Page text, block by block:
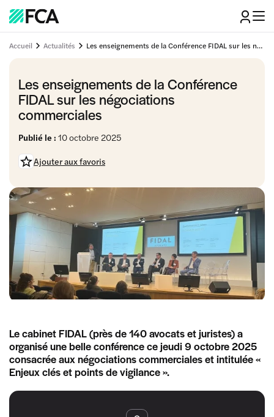
Accueil Actualités Les enseignements de la Conférence FIDAL sur les négociations commerciales
Les enseignements de la Conférence
FIDAL sur les négociations
commerciales
Publié le : 10 octobre 2025
Ajouter aux favoris
Le cabinet FIDAL (près de 140 avocats et juristes) a
organisé une belle conférence ce jeudi 9 octobre 2025
consacrée aux négociations commerciales et intitulée «
Enjeux clés et points de vigilance ».